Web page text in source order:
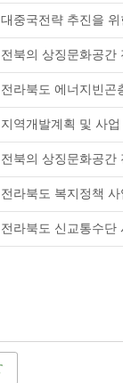
대중국전략 추진을
전북의 상징문화공간
전라북도 에너지빈곤
지역개발계획 및 사
전북의 상징문화공간
전라북도 복지정책
전라북도 신교통수단